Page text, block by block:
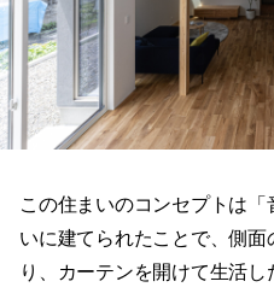
この住まいのコンセプトは
いに建てられたことで、側
り、カーテンを開けて生活